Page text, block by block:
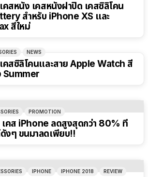
คสหนัง เคสหนังฝาปิด เคสซิลิโคน
สำหรับ iPhone XS และ
สีใหม่
NEWS
คสซิลิโคนและสาย Apple Watch สี
Summer
PROMOTION
เคส iPhone ลดสูงสุดกว่า 80% ที่
งๆ ขนมาลดเพียบ!!
IPHONE IPHONE 2018 REVIEW